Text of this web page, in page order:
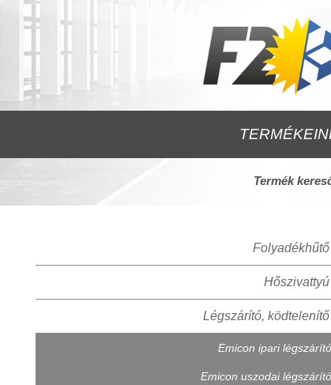
Termék
Folyadékhűtő
Hőszivattyú
Légszárító, ködtelenítő
Emicon ipari légszárító
Emicon uszodai légszárító